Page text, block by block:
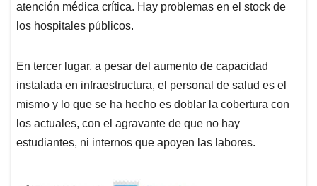
atención médica crítica. Hay problemas en el stock de
los hospitales públicos.
En tercer lugar, a pesar del aumento de capacidad
instalada en infraestructura, el personal de salud es el
mismo y lo que se ha hecho es doblar la cobertura con
los actuales, con el agravante de que no hay
estudiantes, ni internos que apoyen las labores.